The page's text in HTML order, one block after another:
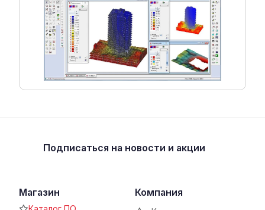
Подписаться на новости и акции
Магазин Компания